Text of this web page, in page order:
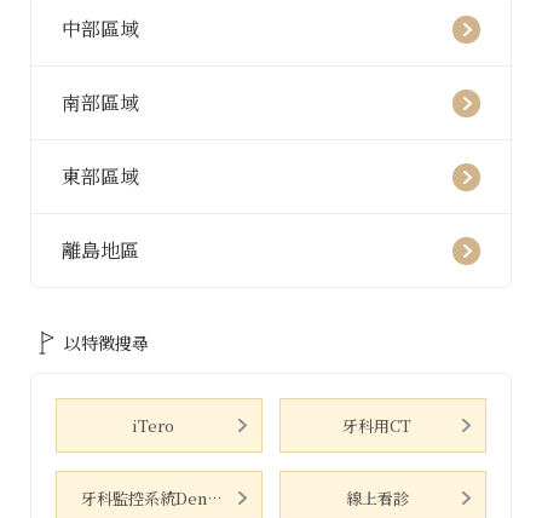
中部區域
南部區域
東部區域
離島地區
以特徵搜尋
iTero 牙科用CT
牙科監控系統Dental Monitoring 線上看診